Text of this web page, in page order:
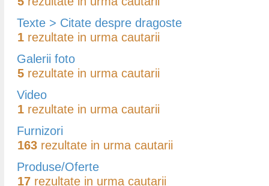
Texte > Citate despre dragoste
1 rezultate in urma cautarii
Galerii foto
5 rezultate in urma cautarii
Video
1 rezultate in urma cautarii
Furnizori
163 rezultate in urma cautarii
Produse/Oferte
17 rezultate in urma cautarii